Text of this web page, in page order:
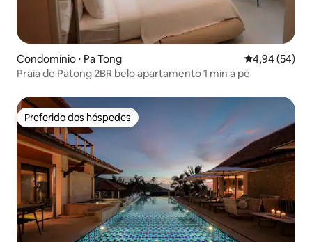
Condomínio ⋅ Pa Tong 4,94 de uma
4,94 (54)
Praia de Patong 2BR belo apartamento 1 min a pé
Preferido dos hóspedes
Preferido dos hóspedes